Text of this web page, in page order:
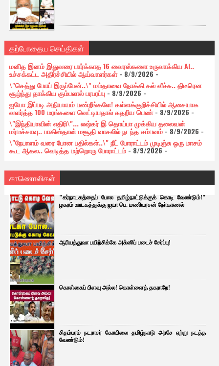
தற்போதைய செய்திகள்
மனித இனம் இதுவரை பார்க்காத 16 வைரஸ்களை உருவாக்கிய AI..
உச்சக்கட்ட அதிர்ச்சியில் ஆய்வாளர்கள்- 8/9/2026-
\"செத்து போய் இருப்பேன்..\" மம்தாவை நோக்கி கல் வீச்சு.. திடீரென
சூழ்ந்து தாக்கிய கும்பலால் பரபரப்பு- 8/9/2026 -
ஐயோ இப்படி அநியாயம் பண்றீங்களே! கள்ளக்குறிச்சியில் ஆசையாக
வளர்த்த 100 மரங்களை வெட்டியதால் கதறிய பெண்- 8/9/2026 -
\"இந்தியாவின் எதிரி\"... லஷ்கர் இ தொய்பா முக்கிய தலைவன்
மர்மச்சாவு.. பாகிஸ்தான் மசூதி வாசலில் நடந்த சம்பவம்- 8/9/2026 -
\"நேபாளம் வரை போன பதில்கள்..\" நீட் போராட்டம் முடிஞ்சு ஒரு மாசம்
கூட ஆகல.. வெடித்த மற்றொரு போராட்டம்- 8/9/2026-
காணொலிகள்
"கர்நாடகத்தைப் போல தமிழ்நாட்டுக்குக் கொடி வேண்டும்!"
ழகரம் ஊடகத்துக்கு ஐயா பெ. மணியரசன் நோ்காணல்
ஆரியத்துவா பயிற்சிக்கே அக்னிப் படைச் சேர்ப்பு!
கொள்கைப் பிளவு அல்ல! கொள்ளைத் தகராறே!
சிதம்பரம் நடராசர் கோயிலை தமிழ்நாடு அரசே ஏற்று நடத்த
வேண்டும்!